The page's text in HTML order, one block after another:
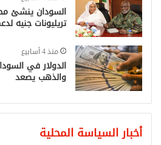
تريليونات جنيه
منذ 4 أسابيع
والذهب يصعد
أخبار السياسة المحلية